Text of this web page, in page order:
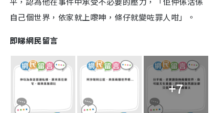
自己個世界，依家就上嚟呻，條仔就變咗罪人咁」。
即睇網民留言
+7